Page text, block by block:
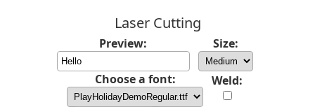
Laser Cutting
Preview: Size:
Choose a font: Weld: